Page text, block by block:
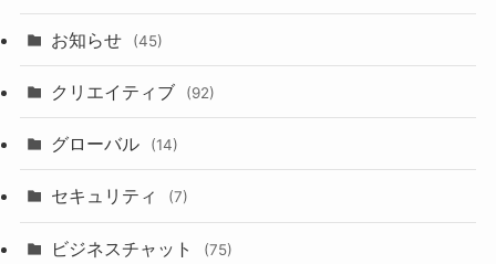
お知らせ (45)
クリエイティブ (92)
グローバル (14)
セキュリティ (7)
ビジネスチャット (75)